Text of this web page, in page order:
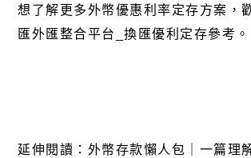
想了解更多外幣優惠利率定存方案，
匯外匯整合平台_換匯優利定存參考。
延伸閱讀： 外幣存款懶人包｜一篇理